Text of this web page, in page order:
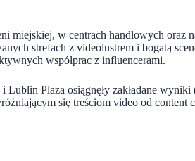
miejskiej, w centrach handlowych oraz
strefach z videolustrem i bogatą
współprac z influencerami.
Plaza osiągnęły zakładane wyniki
się treściom video od content